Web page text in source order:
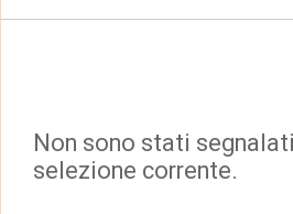
Non sono stati
selezione corrente.